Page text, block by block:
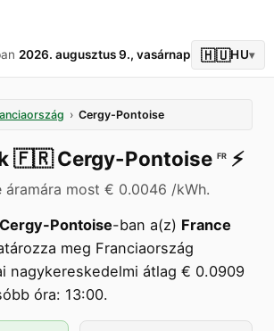
2026. augusztus 9., vasárnap 🇭🇺HU▾
› Cergy-Pontoise
🇫🇷 Cergy-Pontoise FR ⚡️
áramára most € 0.0046 /kWh.
Cergy-Pontoise-ban a(z) France
meg Franciaország
nagykereskedelmi átlag € 0.0909
óra: 13:00.